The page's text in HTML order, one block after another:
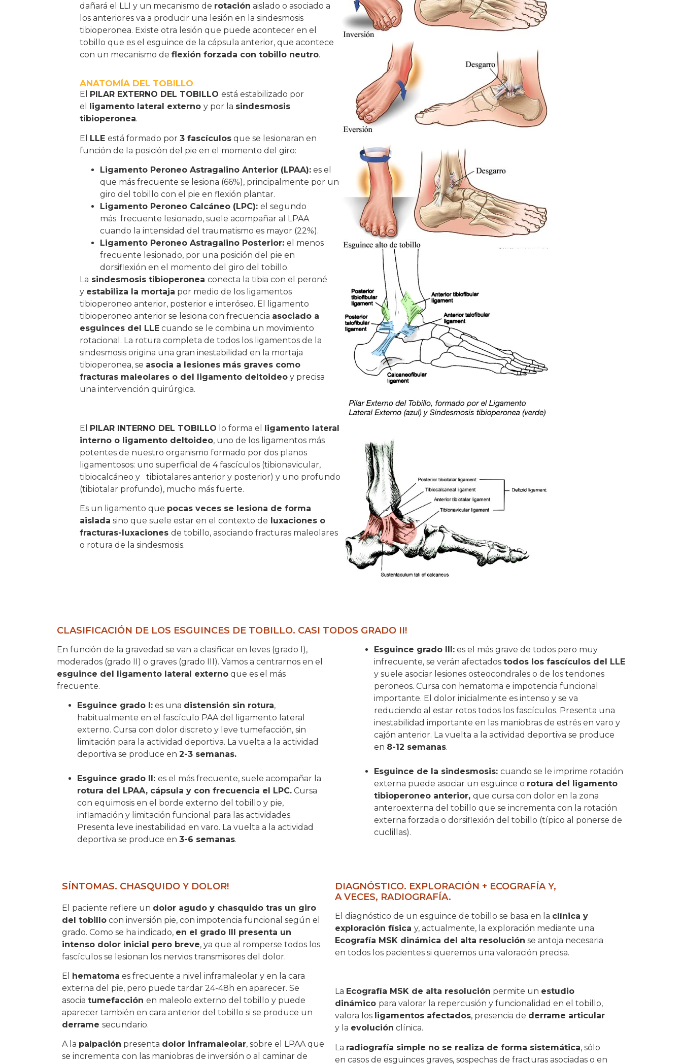
dañará el LLI y un mecanismo de rotación aislado o asociado a
los anteriores va a producir una lesión en la sindesmosis
tibioperonea. Existe otra lesión que puede acontecer en el
tobillo que es el esguince de la cápsula anterior, que acontece
con un mecanismo de flexión forzada con tobillo neutro.
ANATOMÍA DEL TOBILLO
El PILAR EXTERNO DEL TOBILLO está estabilizado por
el
ligamento lateral externo y por la sindesmosis
tibioperonea.
El LLE está formado por 3 fascículos que se lesionaran en
función de la posición del pie en el momento del giro:
Ligamento Peroneo Astragalino Anterior (LPAA): es el
que más frecuente se lesiona (66%), principalmente por un
giro del tobillo con el pie en flexión plantar.
Ligamento Peroneo Calcáneo (LPC): el segundo
más frecuente lesionado, suele acompañar al LPAA
cuando la intensidad del traumatismo es mayor (22%).
Ligamento Peroneo Astragalino Posterior: el menos
frecuente lesionado, por una posición del pie en
dorsiflexión en el momento del giro del tobillo.
La sindesmosis tibioperonea conecta la tibia con el peroné
y estabiliza la mortaja por medio de los ligamentos
tibioperoneo anterior, posterior e interóseo. El ligamento
tibioperoneo anterior se lesiona con frecuencia asociado a
esguinces del LLE cuando se le combina un movimiento
rotacional. La rotura completa de todos los ligamentos de la
sindesmosis origina una gran inestabilidad en la mortaja
tibioperonea, se asocia a lesiones más graves como
fracturas maleolares o del ligamento deltoideo y precisa
una intervención quirúrgica.
El PILAR INTERNO DEL TOBILLO lo forma el ligamento lateral
interno o ligamento deltoideo, uno de los ligamentos más
potentes de nuestro organismo formado por dos planos
ligamentosos: uno superficial de 4 fascículos (tibionavicular,
tibiocalcáneo y
tibiotalares anterior y posterior) y uno profundo
(tibiotalar profundo), mucho más fuerte.
Es un ligamento que pocas veces se lesiona de forma
aislada sino que suele estar en el contexto de luxaciones o
fracturas-luxaciones de tobillo, asociando fracturas maleolares
o rotura de la sindesmosis.
CLASIFICACIÓN DE LOS ESGUINCES DE TOBILLO. CASI TODOS GRADO II!
En función de la gravedad se van a clasificar en leves (grado I),
moderados (grado II) o graves (grado III). Vamos a centrarnos en el
esguince del ligamento lateral externo que es el más
frecuente.
Esguince grado I: es una distensión sin rotura,
habitualmente en el fascículo PAA del ligamento lateral
externo. Cursa con dolor discreto y leve tumefacción, sin
limitación para la actividad deportiva. La vuelta a la actividad
deportiva se produce en 2-3 semanas.
Esguince grado II: es el más frecuente, suele acompañar la
rotura del LPAA, cápsula y con frecuencia el LPC. Cursa
con equimosis en el borde externo del tobillo y pie,
inflamación y limitación funcional para las actividades.
Presenta leve inestabilidad en varo. La vuelta a la actividad
deportiva se produce en 3-6 semanas.
Esguince grado III: es el más grave de todos pero muy
infrecuente, se verán afectados todos los fascículos del LLE
y suele asociar lesiones osteocondrales o de los tendones
peroneos. Cursa con hematoma e impotencia funcional
importante. El dolor inicialmente es intenso y se va
reduciendo al estar rotos todos los fascículos. Presenta una
inestabilidad importante en las maniobras de estrés en varo y
cajón anterior. La vuelta a la actividad deportiva se produce
en 8-12 semanas.
Esguince de la sindesmosis: cuando se le imprime rotación
externa puede asociar un esguince o rotura del ligamento
tibioperoneo anterior, que cursa con dolor en la zona
anteroexterna del tobillo que se incrementa con la rotación
externa forzada o dorsiflexión del tobillo (típico al ponerse de
cuclillas).
SÍNTOMAS. CHASQUIDO Y DOLOR!
El paciente refiere un dolor agudo y chasquido tras un giro
del tobillo con inversión pie, con impotencia funcional según el
grado. Como se ha indicado, en el grado III presenta un
intenso dolor inicial pero breve, ya que al romperse todos los
fascículos se lesionan los nervios transmisores del dolor.
El hematoma es frecuente a nivel inframaleolar y en la cara
externa del pie, pero puede tardar 24-48h en aparecer. Se
asocia tumefacción en maleolo externo del tobillo y puede
aparecer también en cara anterior del tobillo si se produce un
derrame secundario.
A la palpación presenta dolor inframaleolar, sobre el LPAA que
se incrementa con las maniobras de inversión o al caminar de
DIAGNÓSTICO. EXPLORACIÓN + ECOGRAFÍA Y,
A VECES, RADIOGRAFÍA.
El diagnóstico de un esguince de tobillo se basa en la clínica y
exploración física y, actualmente, la exploración mediante una
Ecografía MSK dinámica del alta resolución se antoja necesaria
en todos los pacientes si queremos una valoración precisa.
La Ecografía MSK de alta resolución permite un estudio
dinámico para valorar la repercusión y funcionalidad en el tobillo,
valora los ligamentos afectados, presencia de derrame articular
y la evolución clínica.
La radiografía simple no se realiza de forma sistemática, sólo
en casos de esguinces graves, sospechas de fracturas asociadas o en